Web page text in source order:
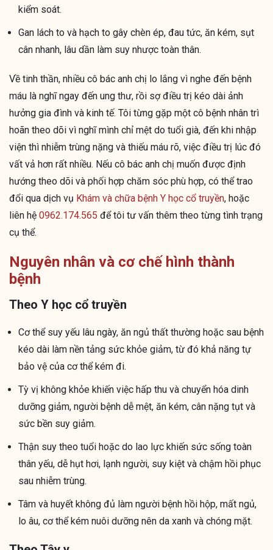
kiểm soát.
Gan lách to và hạch to gây chèn ép, đau tức, ăn kém, sụt
cân nhanh, lâu dần làm suy nhược toàn thân.
Về tinh thần, nhiều cô bác anh chị lo lắng vì nghe đến bệnh
máu là nghĩ ngay đến ung thư, rồi sợ điều trị kéo dài ảnh
hưởng gia đình và kinh tế. Tôi từng gặp một cô bệnh nhân trì
hoãn theo dõi vì nghĩ mình chỉ mệt do tuổi già, đến khi nhập
viện thì nhiễm trùng nặng và thiếu máu rõ, việc điều trị lúc đó
vất vả hơn rất nhiều. Nếu cô bác anh chị muốn được định
hướng theo dõi và phối hợp chăm sóc phù hợp, có thể trao
đổi qua dịch vụ Khám và chữa bệnh Y học cổ truyền, hoặc
liên hệ 0962.174.565 để tôi tư vấn thêm theo từng tình trạng
cụ thể.
Nguyên nhân và cơ chế hình thành
bệnh
Theo Y học cổ truyền
Cơ thể suy yếu lâu ngày, ăn ngủ thất thường hoặc sau bệnh
kéo dài làm nền tảng sức khỏe giảm, từ đó khả năng tự
bảo vệ của cơ thể kém đi.
Tỳ vị không khỏe khiến việc hấp thu và chuyển hóa dinh
dưỡng giảm, người bệnh dễ mệt, ăn kém, cân nặng tụt và
sức bền suy giảm.
Thận suy theo tuổi hoặc do lao lực khiến sức sống toàn
thân yếu, dễ hụt hơi, lạnh người, suy kiệt và chậm hồi phục
sau nhiễm trùng.
Tâm và huyết không đủ làm người bệnh hồi hộp, mất ngủ,
lo âu, cơ thể kém nuôi dưỡng nên da xanh và chóng mặt.